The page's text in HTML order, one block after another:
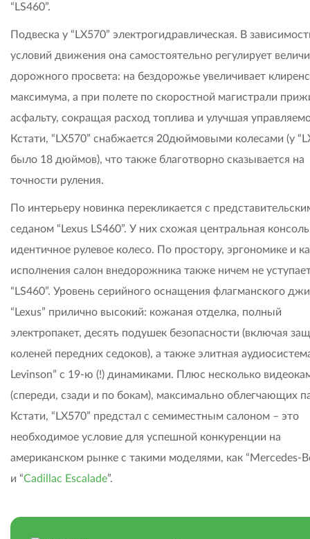
“LS460”.
Подвеска у “LX570” электрогидравлическая. В
условий движения она самостоятельно регулирует
дорожного просвета: на бездорожье увеличивает
максимума, а при полете по скоростной магистрали
асфальту, сокращая расход топлива и улучшая
Кстати, “LX570” снабжается 20дюймовыми колесами (у
было 18 дюймов), что также благотворно сказывается на
точности руления.
По интерьеру новинка перекликается с
седаном “Lexus LS460”. У них схожая центральная
идентичное рулевое колесо. По простору, эргономике и
исполнения салон внедорожника также ничем не
“LS460”. Уровень серийного оснащения флагманского
“Lexus” прилично высокий: кожаная отделка, полный
электропакет, десять подушек безопасности (включая
коленей передних седоков), а также элитная
Levinson” с 19-ю (!) динамиками. Плюс несколько
(спереди, сзади и по бокам), максимально облегчающих
Кстати, “LX570” предстал с семиместным салоном – это
необходимое условие для успешной конкуренции на
американском рынке с такими моделями, как “Mercedes-
и “Cadillac Escalade”.